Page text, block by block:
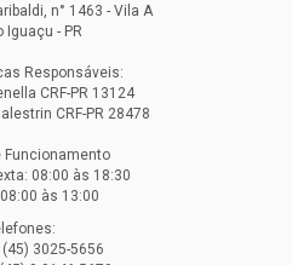
n° 1463 - Vila A
Iguaçu - PR
Responsáveis:
CRF-PR 13124
CRF-PR 28478
Funcionamento
08:00 às 18:30
às 13:00
3025-5656